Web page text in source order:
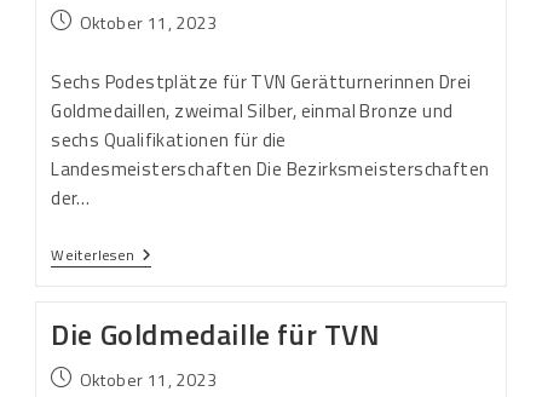
Oktober 11, 2023
Sechs Podestplätze für TVN Gerätturnerinnen Drei
Goldmedaillen, zweimal Silber, einmal Bronze und
sechs Qualifikationen für die
Landesmeisterschaften Die Bezirksmeisterschaften
der…
Weiterlesen
Die Goldmedaille für TVN
Oktober 11, 2023